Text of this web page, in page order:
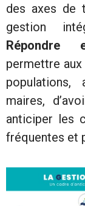
des axes de
gestion
Répondre
permettre
maires,
anticiper les
fréquentes et